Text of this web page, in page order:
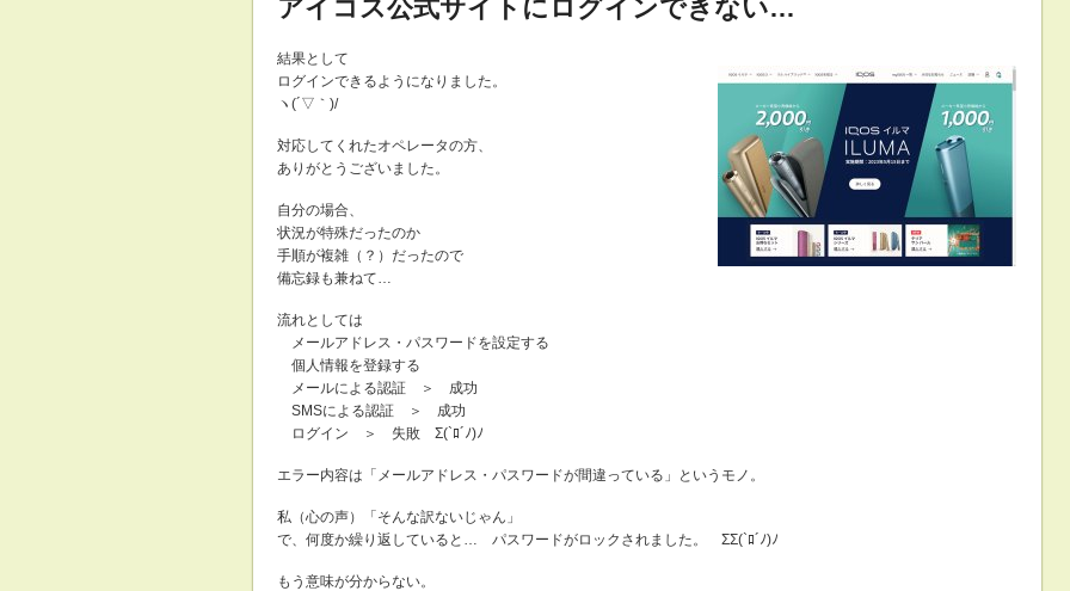
アイコス公式サイトにログインできない…
結果として
ログインできるようになりました。
ヽ(´▽｀)/
対応してくれたオペレータの方、
ありがとうございました。
自分の場合、
状況が特殊だったのか
手順が複雑（？）だったので
備忘録も兼ねて…
流れとしては
メールアドレス・パスワードを設定する
個人情報を登録する
メールによる認証 ＞ 成功
SMSによる認証 ＞ 成功
ログイン ＞ 失敗 Σ(`ﾛ´ﾉ)ﾉ
エラー内容は「メールアドレス・パスワードが間違っている」というモノ。
私（心の声）「そんな訳ないじゃん」
で、何度か繰り返していると… パスワードがロックされました。 ΣΣ(`ﾛ´ﾉ)ﾉ
もう意味が分からない。